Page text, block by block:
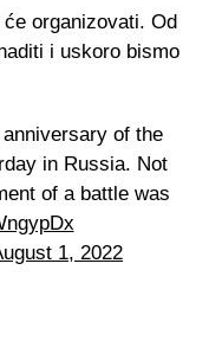
organizovati. Od
i uskoro bismo
of the
in Russia. Not
of a battle was
1, 2022